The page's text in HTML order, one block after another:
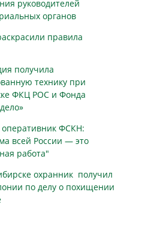
руководителей
органов
правила
получила
технику при
ФКЦ РОС и Фонда
ФСКН:
всей России — это
работа"
охранник получил
по делу о похищении